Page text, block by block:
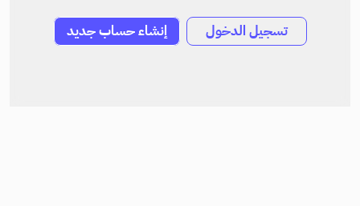
تسجيل الدخول إنشاء حساب جديد